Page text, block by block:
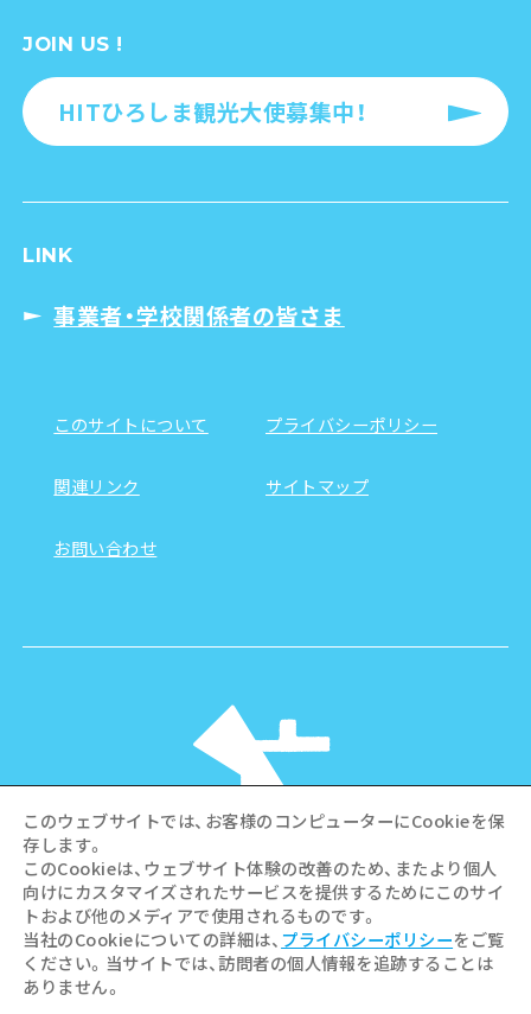
JOIN US !
HITひろしま観光大使募集中！
LINK
事業者・学校関係者の皆さま
このサイトについて プライバシーポリシー
関連リンク サイトマップ
お問い合わせ
©Hiroshima Tourism Association /
Hiroshima Prefecture / Hiroshima City .
All rights reserved
このウェブサイトでは、お客様のコンピューターにCookieを保
存します。
このCookieは、ウェブサイト体験の改善のため、またより個人
向けにカスタマイズされたサービスを提供するためにこのサイ
トおよび他のメディアで使用されるものです。
当社のCookieについての詳細は、 プライバシーポリシーをご覧
ください。当サイトでは、訪問者の個人情報を追跡することは
ありません。